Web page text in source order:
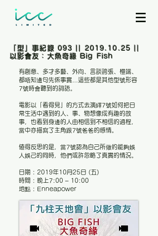
「型」事紀錄 093 || 2019.10.25
以影會友：大魚奇緣 Big Fish
有創意、多才多藝、外向、言談誇張、極端、
都唔知邊句先係事實…這些都是其他型號形容
7號時會聽到的詞語。
電影以「看得見」的方式去演繹7號如何把日
常生活中遇到的人、事、物想像成有趣的故
事，也看到身邊的人由相信到不相信的過程，
當中亦描寫了主角跟7號爸爸的感情。
値得反思的是，當7號認為自己所做的能夠娛
人娛己的同時，他們或許忽略了真實的情況。
日期 : 2019年10月25日 (五)
時間 : 晚上7:00 – 10:00
地點 : Enneapower